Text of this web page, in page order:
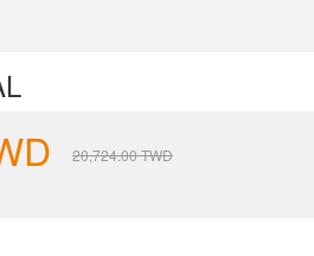
20,724.00TWD